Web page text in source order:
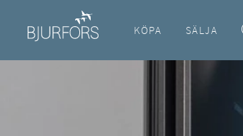
KÖPA SÄLJA